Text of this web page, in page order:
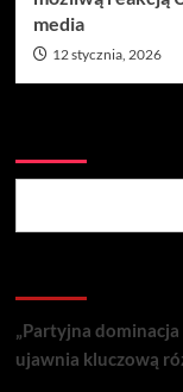
media
12 stycznia, 2026
„Partyjna
ujawnia kluczową